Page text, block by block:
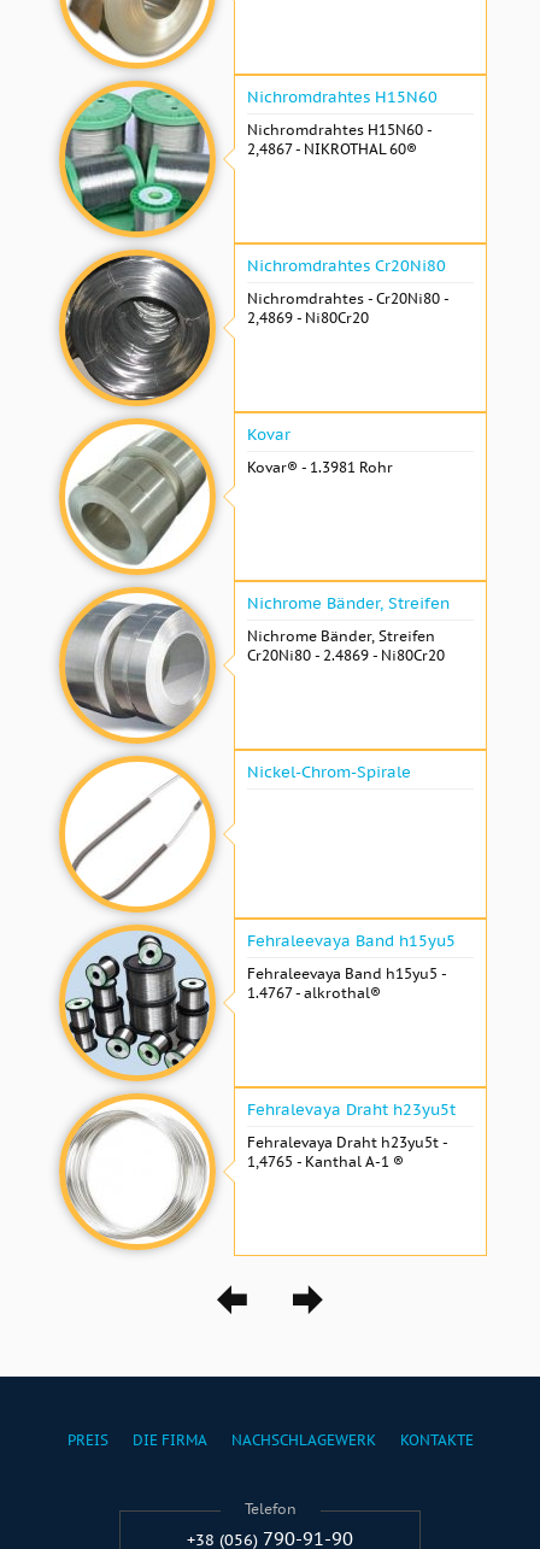
Nichromdrahtes H15N60
Nichromdrahtes H15N60 -
2,4867 - NIKROTHAL 60®
Nichromdrahtes Cr20Ni80
Nichromdrahtes - Cr20Ni80 -
2,4869 - Ni80Cr20
Kovar
Kovar® - 1.3981 Rohr
Nichrome Bänder, Streifen
Nichrome Bänder, Streifen
Cr20Ni80 - 2.4869 - Ni80Cr20
Nickel-Chrom-Spirale
Fehraleevaya Band h15yu5
Fehraleevaya Band h15yu5 -
1.4767 - alkrothal®
Fehralevaya Draht h23yu5t
Fehralevaya Draht h23yu5t -
1,4765 - Kanthal A-1 ®
PREIS DIE FIRMA NACHSCHLAGEWERK KONTAKTE
Telefon
+38 (056) 790-91-90